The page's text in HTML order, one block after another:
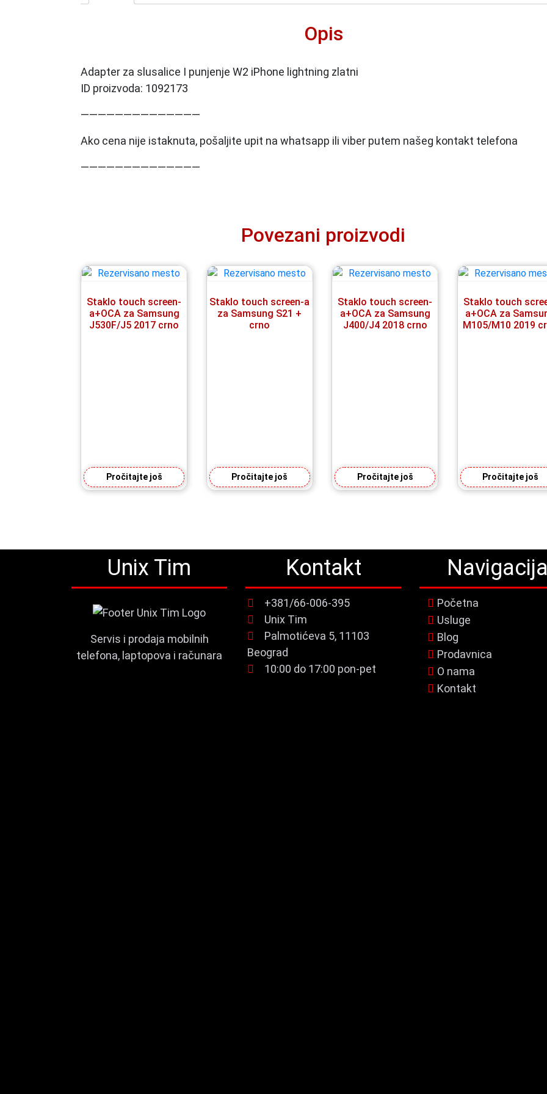
Opis
Adapter za slusalice I punjenje W2 iPhone lightning zlatni
ID proizvoda: 1092173
——————————————
Ako cena nije istaknuta, pošaljite upit na whatsapp ili viber putem našeg kontakt telefona
——————————————
Povezani proizvodi
Staklo touch screen-
a+OCA za Samsung
J530F/J5 2017 crno
Pročitajte još
Staklo touch screen-a
za Samsung S21 +
crno
Pročitajte još
Staklo touch screen-
a+OCA za Samsung
J400/J4 2018 crno
Pročitajte još
Staklo touch
a+OCA za
M105/M10 2019
Pročitajte još
Unix Tim
Servis i prodaja mobilnih
telefona, laptopova i računara
Kontakt
+381/66-006-395
Unix Tim
Palmotićeva 5, 11103
Beograd
10:00 do 17:00 pon-pet
Navigacija
Početna
Usluge
Blog
Prodavnica
O nama
Kontakt